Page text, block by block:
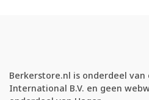
Berkerstore.nl is onderdeel van
International B.V. en geen